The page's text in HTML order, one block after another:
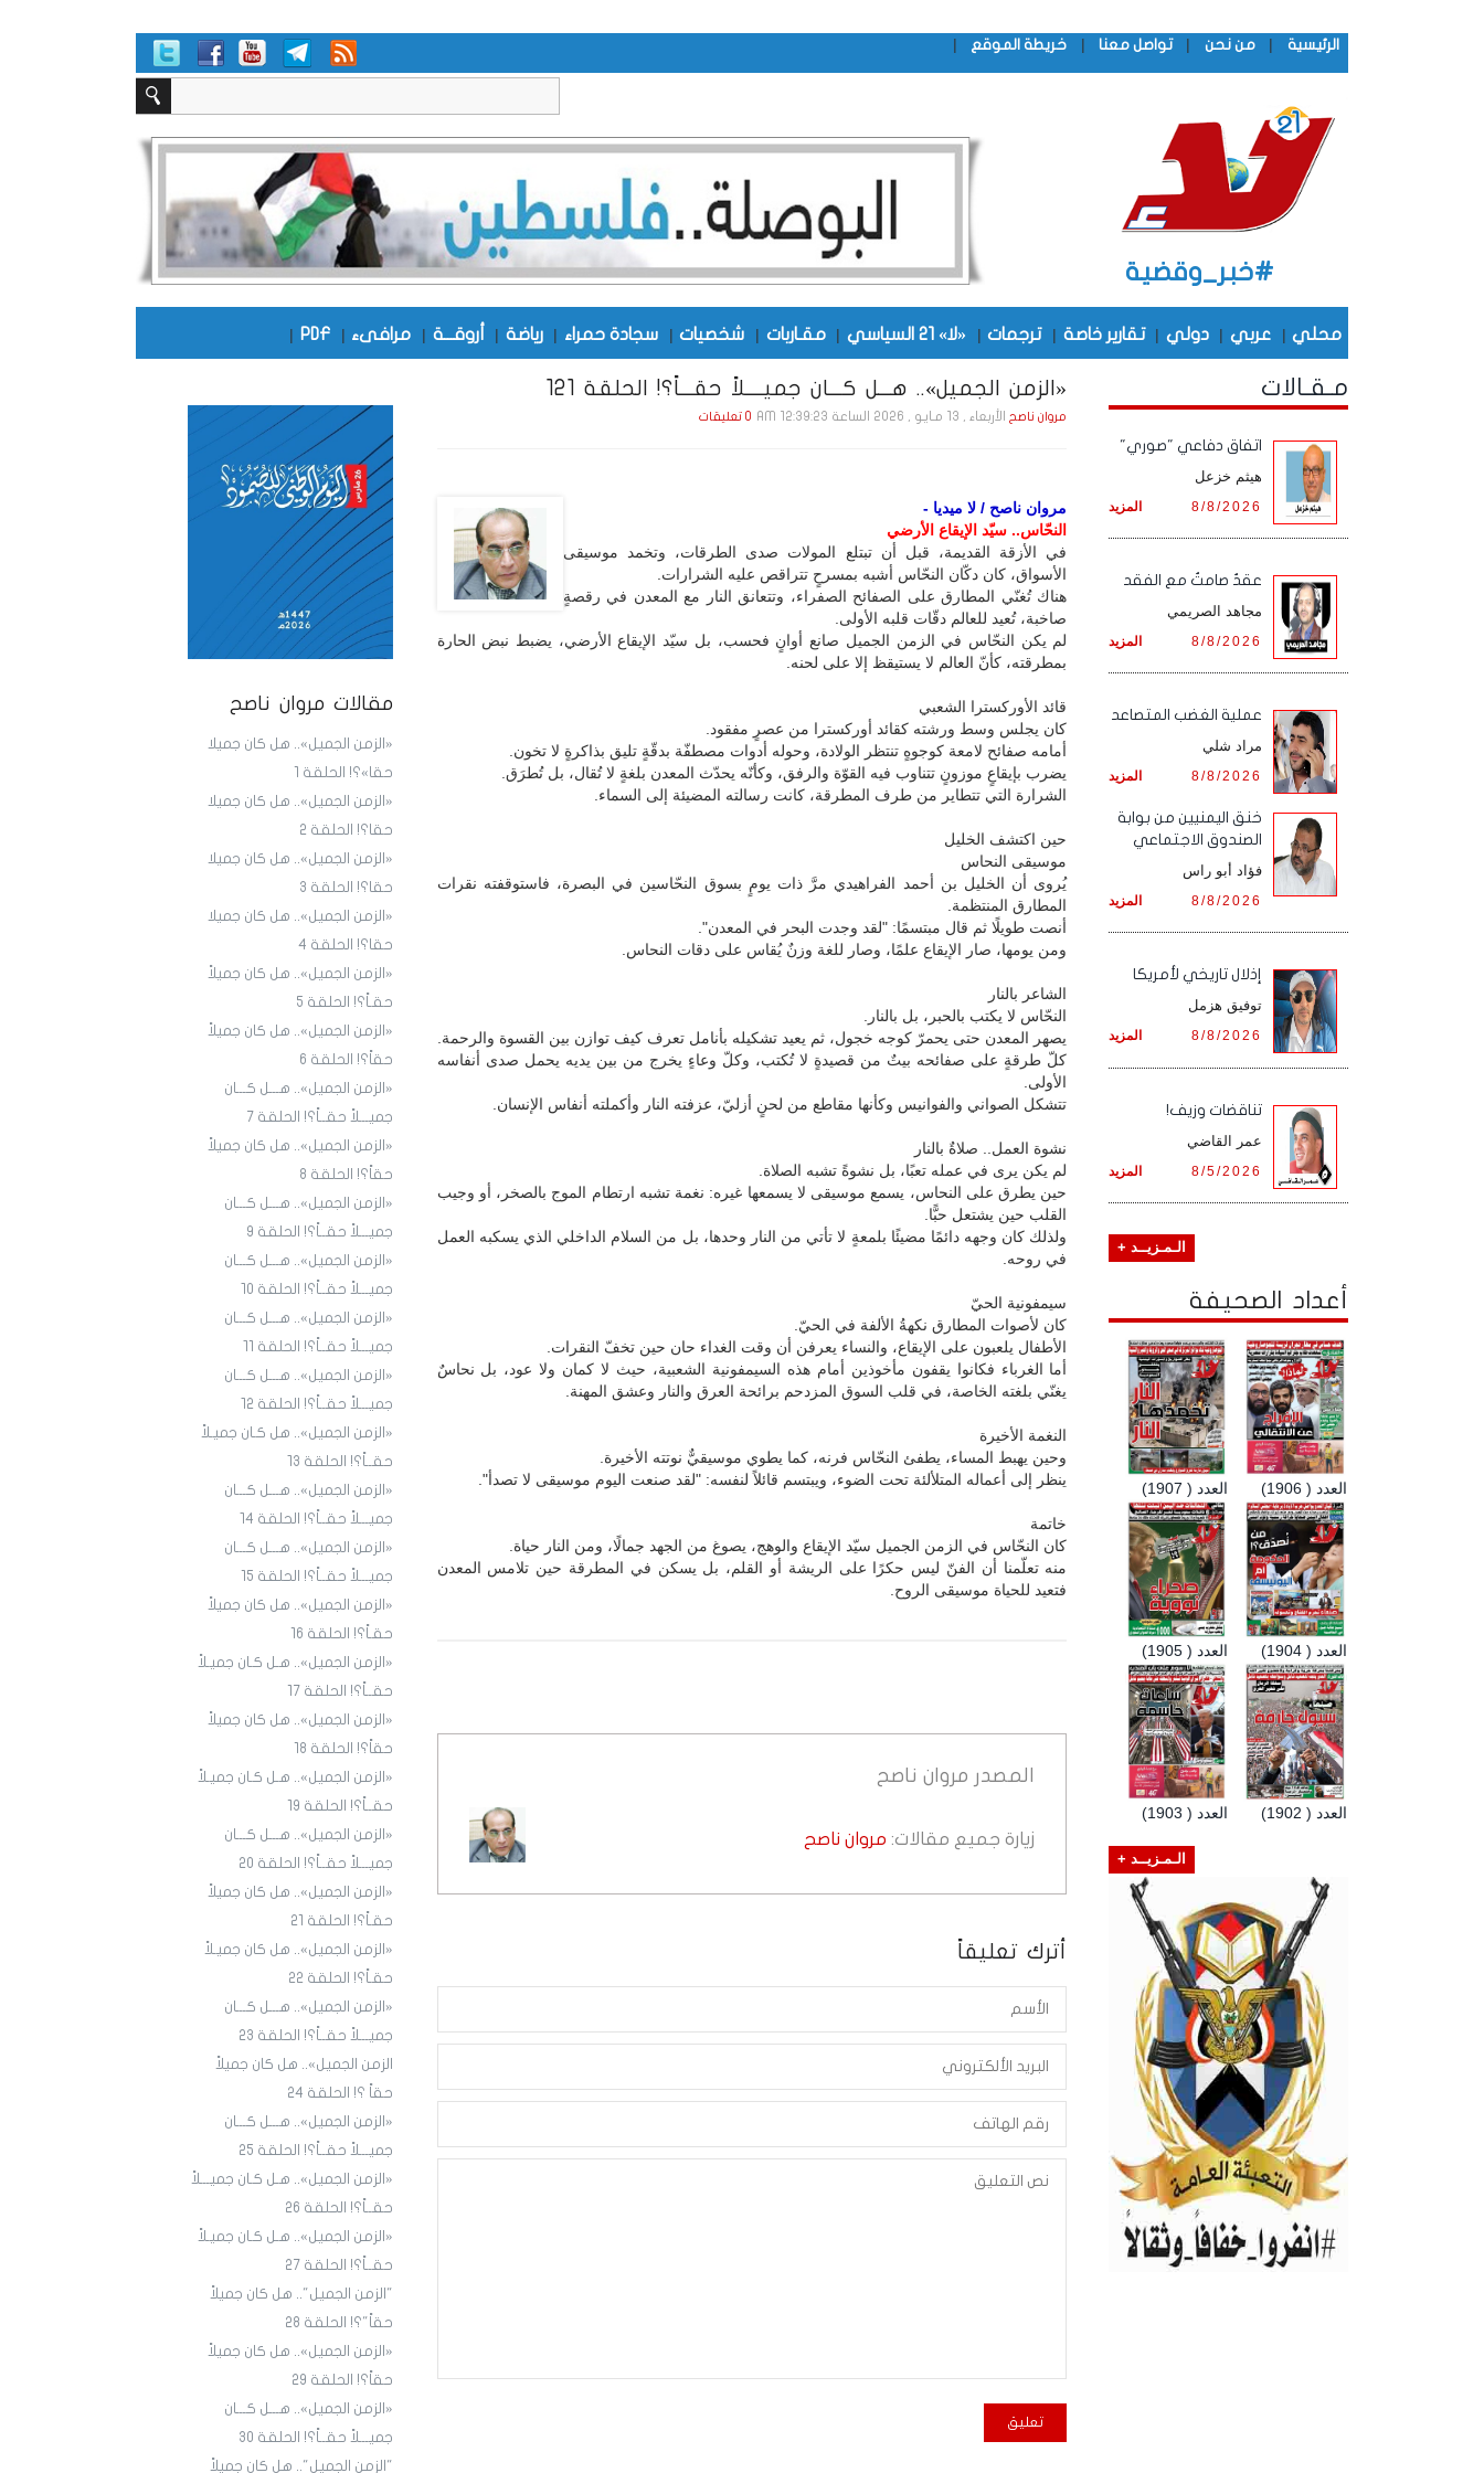
الرئيسية | من نحن | تواصل معنا | خريطة الموقع |
#خبر_وقضية
محلي | عربي | دولي | تقارير خاصة | ترجمات | «لا» 21 السياسي | مقـاربات | شخصيات | سجادة حمراء | رياضة | أروقـــة | مرافىء |
PDF
|
مقالات مروان ناصح
«الزمن الجميل».. هل كان جميلا
حقا»؟! الحلقة 1
«الزمن الجميل».. هل كان جميلا
حقا؟! الحلقة 2
«الزمن الجميل».. هل كان جميلا
حقا؟! الحلقة 3
«الزمن الجميل».. هل كان جميلا
حقا؟! الحلقة 4
«الزمن الجميل».. هل كان جميلاً
حقـاً؟! الحلقة 5
«الزمن الجميل».. هل كان جميلاً
حقاً؟! الحلقة 6
«الزمن الجميل».. هـــل كـــان
جميـــلاً حقــاً؟! الحلقة 7
«الزمن الجميل».. هل كان جميلاً
حقاً؟! الحلقة 8
«الزمن الجميل».. هـــل كـــان
جميـــلاً حقــاً؟! الحلقة 9
«الزمن الجميل».. هـــل كـــان
جميـــلاً حقــاً؟! الحلقة ١٠
«الزمن الجميل».. هـــل كـــان
جميـــلاً حقــاً؟! الحلقة ١1
«الزمن الجميل».. هـــل كـــان
جميـــلاً حقــاً؟! الحلقة ١2
«الزمن الجميل».. هل كـان جميـلاً
حقــاً؟! الحلقة ١3
«الزمن الجميل».. هـــل كـــان
جميـــلاً حقــاً؟! الحلقة ١4
«الزمن الجميل».. هـــل كـــان
جميـــلاً حقــاً؟! الحلقة 15
«الزمن الجميل».. هل كان جميلاً
حقـاً؟! الحلقة 16
«الزمن الجميل».. هـل كـان جميـلاً
حقــاً؟! الحلقة 17
«الزمن الجميل».. هل كان جميلاً
حقاً؟! الحلقة 18
«الزمن الجميل».. هـل كـان جميـلاً
حقــاً؟! الحلقة 19
«الزمن الجميل».. هـــل كـــان
جميـــلاً حقــاً؟! الحلقة 20
«الزمن الجميل».. هل كان جميلاً
حقـاً؟! الحلقة 21
«الزمن الجميل».. هل كان جميـلاً
حقـاً؟! الحلقة ٢٢
«الزمن الجميل».. هـــل كـــان
جميـــلاً حقــاً؟! الحلقة 23
الزمن الجميل».. هل كان جميلاً
حقاً ؟! الحلقة 24
«الزمن الجميل».. هـــل كـــان
جميـــلاً حقــاً؟! الحلقة 25
«الزمن الجميل».. هـل كـان جميـــلاً
حقــاً؟! الحلقة 26
«الزمن الجميل».. هـل كـان جميـلاً
حقــاً؟! الحلقة 27
"الزمن الجميل".. هل كان جميلاً
حقاً"؟! الحلقة 28
«الزمن الجميل».. هل كان جميلاً
حقاً؟! الحلقة 29
«الزمن الجميل».. هـــل كـــان
جميـــلاً حقــاً؟! الحلقة 30
"الزمن الجميل".. هل كان جميلاً
«الزمن الجميل».. هـــل كـــان جميــــلاً حقـــاً؟! الحلقة 121
مروان ناصحالأربعاء , 13 مـايـو , 2026 الساعة 12:39:23 AM 0 تعليقات
مروان ناصح / لا ميديا -
النحّاس.. سيّد الإيقاع الأرضي
في الأزقة القديمة، قبل أن تبتلع المولات صدى الطرقات، وتخمد موسيقى
الأسواق، كان دكّان النحّاس أشبه بمسرحٍ تتراقص عليه الشرارات.
هناك تُغنّي المطارق على الصفائح الصفراء، وتتعانق النار مع المعدن في رقصةٍ
صاخبة، تُعيد للعالم دقّات قلبه الأولى.
لم يكن النحّاس في الزمن الجميل صانع أوانٍ فحسب، بل سيّد الإيقاع الأرضي، يضبط نبض الحارة
بمطرقته، كأنّ العالم لا يستيقظ إلا على لحنه.
قائد الأوركسترا الشعبي
كان يجلس وسط ورشته كقائد أوركسترا من عصرٍ مفقود.
أمامه صفائح لامعة كوجوهٍ تنتظر الولادة، وحوله أدوات مصطفّة بدقّةٍ تليق بذاكرةٍ لا تخون.
يضرب بإيقاعٍ موزونٍ تتناوب فيه القوّة والرفق، وكأنّه يحدّث المعدن بلغةٍ لا تُقال، بل تُطرَق.
الشرارة التي تتطاير من طرف المطرقة، كانت رسالته المضيئة إلى السماء.
حين اكتشف الخليل
موسيقى النحاس
يُروى أن الخليل بن أحمد الفراهيدي مرَّ ذات يومٍ بسوق النحّاسين في البصرة، فاستوقفته نقرات
المطارق المنتظمة.
أنصت طويلًا ثم قال مبتسمًا: "لقد وجدت البحر في المعدن".
ومن يومها، صار الإيقاع علمًا، وصار للغة وزنٌ يُقاس على دقات النحاس.
الشاعر بالنار
النحّاس لا يكتب بالحبر، بل بالنار.
يصهر المعدن حتى يحمرّ كوجه خجول، ثم يعيد تشكيله بأنامل تعرف كيف توازن بين القسوة والرحمة.
كلّ طرقةٍ على صفائحه بيتٌ من قصيدةٍ لا تُكتب، وكلّ وعاءٍ يخرج من بين يديه يحمل صدى أنفاسه
الأولى.
تتشكل الصواني والفوانيس وكأنها مقاطع من لحنٍ أزليّ، عزفته النار وأكملته أنفاس الإنسان.
نشوة العمل.. صلاةٌ بالنار
لم يكن يرى في عمله تعبًا، بل نشوةً تشبه الصلاة.
حين يطرق على النحاس، يسمع موسيقى لا يسمعها غيره: نغمة تشبه ارتطام الموج بالصخر، أو وجيب
القلب حين يشتعل حبًّا.
ولذلك كان وجهه دائمًا مضيئًا بلمعةٍ لا تأتي من النار وحدها، بل من السلام الداخلي الذي يسكبه العمل
في روحه.
سيمفونية الحيّ
كان لأصوات المطارق نكهةُ الألفة في الحيّ.
الأطفال يلعبون على الإيقاع، والنساء يعرفن أن وقت الغداء حان حين تخفّ النقرات.
أما الغرباء فكانوا يقفون مأخوذين أمام هذه السيمفونية الشعبية، حيث لا كمان ولا عود، بل نحاسٌ
يغنّي بلغته الخاصة، في قلب السوق المزدحم برائحة العرق والنار وعشق المهنة.
النغمة الأخيرة
وحين يهبط المساء، يطفئ النحّاس فرنه، كما يطوي موسيقيٌّ نوتته الأخيرة.
ينظر إلى أعماله المتلألئة تحت الضوء، ويبتسم قائلاً لنفسه: "لقد صنعت اليوم موسيقى لا تصدأ".
خاتمة
كان النحّاس في الزمن الجميل سيّد الإيقاع والوهج، يصوغ من الجهد جمالًا، ومن النار حياة.
منه تعلّمنا أن الفنّ ليس حكرًا على الريشة أو القلم، بل يسكن في المطرقة حين تلامس المعدن
فتعيد للحياة موسيقى الروح.
المصدر مروان ناصح
زيارة جميع مقالات: مروان ناصح
أترك تعليقاً
مـقـالات
اتفاق دفاعي "صوري"
هيثم خزعل
المزيد 8/8/2026
عقدٌ صامتٌ مع الفقد
مجاهد الصريمي
المزيد 8/8/2026
‏عملية الغضب المتصاعد
مراد شلي
المزيد 8/8/2026
خنق اليمنيين من بوابة
الصندوق الاجتماعي
فؤاد أبو راس
المزيد 8/8/2026
إذلال تاريخي لأمريكا
توفيق هزمل
المزيد 8/8/2026
تناقضات وزيف!
عمر القاضي
المزيد 8/5/2026
الـمـزيــد +
أعداد الصحيفة
العدد ( 1907) العدد ( 1906)
العدد ( 1905) العدد ( 1904)
العدد ( 1903) العدد ( 1902)
الـمـزيــد +